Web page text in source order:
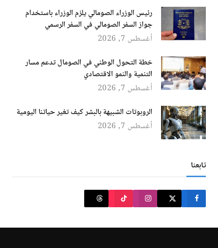
رئيس الوزراء الصومالي يلزم الوزراء باستخدام
جواز السفر الصومالي في السفر الرسمي
أغسطس 7, 2026
خطة التحول الوطني في الصومال تدعم مسار
التنمية والنمو الاقتصادي
أغسطس 7, 2026
الروبوتات الشبيهة بالبشر كيف تغير حياتنا اليومية
أغسطس 7, 2026
تابعنا